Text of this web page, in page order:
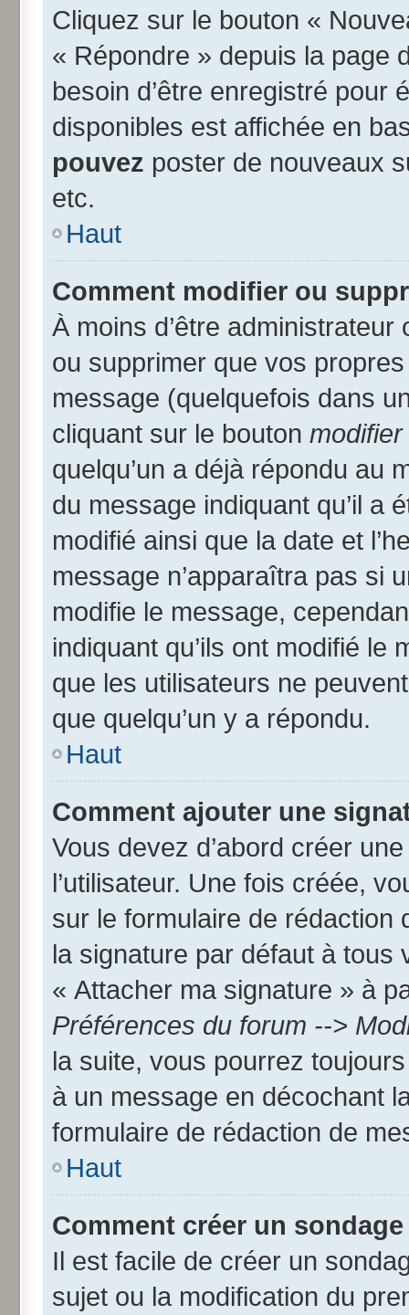
Cliquez sur le bouton «
« Répondre » depuis la page
besoin d’être enregistré pour
disponibles est affichée en
pouvez poster de nouveaux
etc.
Haut
Comment modifier ou
À moins d’être
ou supprimer que vos
message (quelquefois dans
cliquant sur le bouton modifier
quelqu’un a déjà répondu au
du message indiquant qu’il a
modifié ainsi que la date et
message n’apparaîtra pas si
modifie le message,
indiquant qu’ils ont modifié le
que les utilisateurs ne
que quelqu’un y a répondu.
Haut
Comment ajouter une
Vous devez d’abord créer
l’utilisateur. Une fois créée,
sur le formulaire de rédaction
la signature par défaut à tous
« Attacher ma signature » à
Préférences du forum -->
la suite, vous pourrez
à un message en décochant
formulaire de rédaction de
Haut
Comment créer un
Il est facile de créer un
sujet ou la modification du